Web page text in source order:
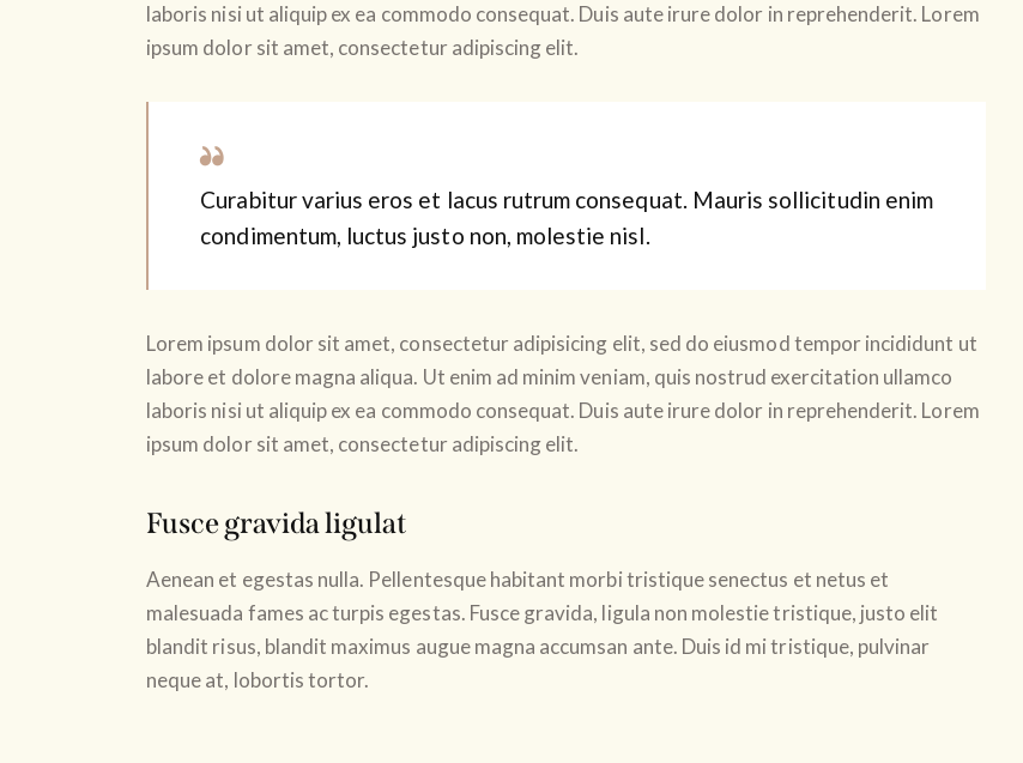
laboris nisi ut aliquip ex ea commodo consequat. Duis aute irure dolor in reprehenderit. Lorem
ipsum dolor sit amet, consectetur adipiscing elit.
Curabitur varius eros et lacus rutrum consequat. Mauris sollicitudin enim
condimentum, luctus justo non, molestie nisl.
Lorem ipsum dolor sit amet, consectetur adipisicing elit, sed do eiusmod tempor incididunt ut
labore et dolore magna aliqua. Ut enim ad minim veniam, quis nostrud exercitation ullamco
laboris nisi ut aliquip ex ea commodo consequat. Duis aute irure dolor in reprehenderit. Lorem
ipsum dolor sit amet, consectetur adipiscing elit.
Fusce gravida ligulat
Aenean et egestas nulla. Pellentesque habitant morbi tristique senectus et netus et
malesuada fames ac turpis egestas. Fusce gravida, ligula non molestie tristique, justo elit
blandit risus, blandit maximus augue magna accumsan ante. Duis id mi tristique, pulvinar
neque at, lobortis tortor.